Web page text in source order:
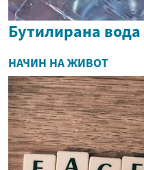
Бутилирана вода
НАЧИН НА ЖИВОТ